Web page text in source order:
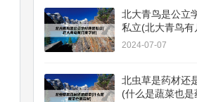
北大青鸟是公立
私立(北大青鸟有
校)
2024-07-07
北虫草是药材还
(什么是蔬菜也是